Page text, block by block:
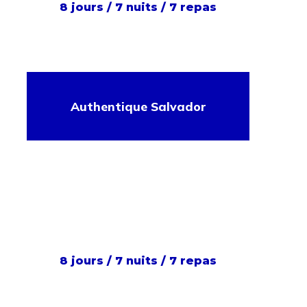
8 jours / 7 nuits / 7 repas
Authentique Salvador
8 jours / 7 nuits / 7 repas